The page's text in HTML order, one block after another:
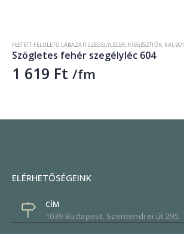
FESTETT FELÜLETŰ LÁBAZATI SZEGÉLYLÉCEK,KIEGÉSZÍTŐK,
Bordázott fehér szegélyléc 625
2 440Ft /fm
ELÉRHETŐSÉGEINK
CÍM
1039 Budapest, Szentendrei út 295.